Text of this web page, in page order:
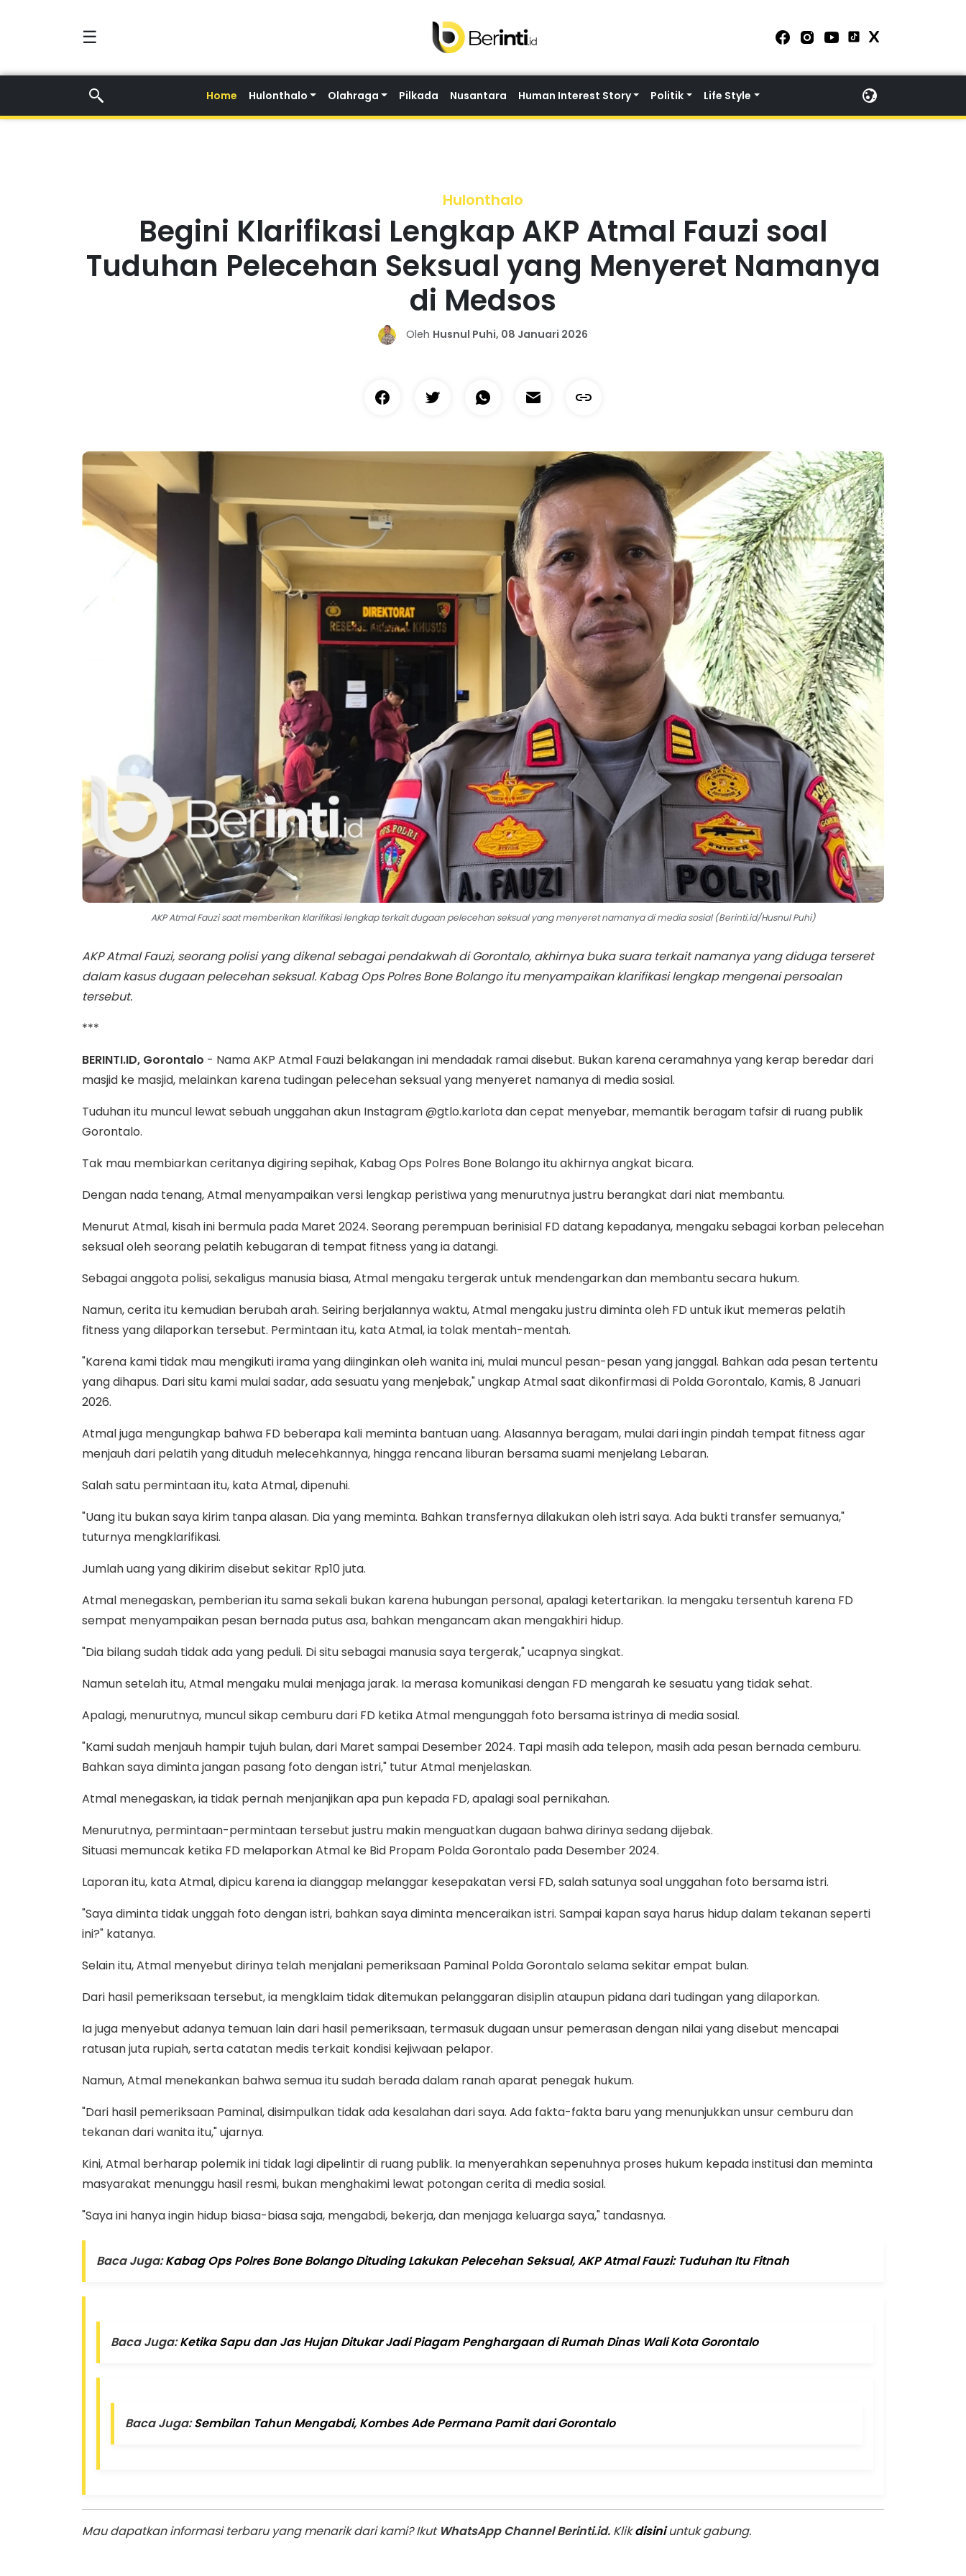
☰
Home Hulonthalo Olahraga Pilkada Nusantara Human Interest Story Politik Life Style
Hulonthalo
Begini Klarifikasi Lengkap AKP Atmal Fauzi soal
Tuduhan Pelecehan Seksual yang Menyeret Namanya
di Medsos
Oleh Husnul Puhi, 08 Januari 2026
AKP Atmal Fauzi saat memberikan klarifikasi lengkap terkait dugaan pelecehan seksual yang menyeret namanya di media sosial (Berinti.id/Husnul Puhi)
AKP Atmal Fauzi, seorang polisi yang dikenal sebagai pendakwah di Gorontalo, akhirnya buka suara terkait namanya yang diduga terseret
dalam kasus dugaan pelecehan seksual. Kabag Ops Polres Bone Bolango itu menyampaikan klarifikasi lengkap mengenai persoalan
tersebut.
***
BERINTI.ID, Gorontalo - Nama AKP Atmal Fauzi belakangan ini mendadak ramai disebut. Bukan karena ceramahnya yang kerap beredar dari
masjid ke masjid, melainkan karena tudingan pelecehan seksual yang menyeret namanya di media sosial.
Tuduhan itu muncul lewat sebuah unggahan akun Instagram @gtlo.karlota dan cepat menyebar, memantik beragam tafsir di ruang publik
Gorontalo.
Tak mau membiarkan ceritanya digiring sepihak, Kabag Ops Polres Bone Bolango itu akhirnya angkat bicara.
Dengan nada tenang, Atmal menyampaikan versi lengkap peristiwa yang menurutnya justru berangkat dari niat membantu.
Menurut Atmal, kisah ini bermula pada Maret 2024. Seorang perempuan berinisial FD datang kepadanya, mengaku sebagai korban pelecehan
seksual oleh seorang pelatih kebugaran di tempat fitness yang ia datangi.
Sebagai anggota polisi, sekaligus manusia biasa, Atmal mengaku tergerak untuk mendengarkan dan membantu secara hukum.
Namun, cerita itu kemudian berubah arah. Seiring berjalannya waktu, Atmal mengaku justru diminta oleh FD untuk ikut memeras pelatih
fitness yang dilaporkan tersebut. Permintaan itu, kata Atmal, ia tolak mentah-mentah.
"Karena kami tidak mau mengikuti irama yang diinginkan oleh wanita ini, mulai muncul pesan-pesan yang janggal. Bahkan ada pesan tertentu
yang dihapus. Dari situ kami mulai sadar, ada sesuatu yang menjebak," ungkap Atmal saat dikonfirmasi di Polda Gorontalo, Kamis, 8 Januari
2026.
Atmal juga mengungkap bahwa FD beberapa kali meminta bantuan uang. Alasannya beragam, mulai dari ingin pindah tempat fitness agar
menjauh dari pelatih yang dituduh melecehkannya, hingga rencana liburan bersama suami menjelang Lebaran.
Salah satu permintaan itu, kata Atmal, dipenuhi.
"Uang itu bukan saya kirim tanpa alasan. Dia yang meminta. Bahkan transfernya dilakukan oleh istri saya. Ada bukti transfer semuanya,"
tuturnya mengklarifikasi.
Jumlah uang yang dikirim disebut sekitar Rp10 juta.
Atmal menegaskan, pemberian itu sama sekali bukan karena hubungan personal, apalagi ketertarikan. Ia mengaku tersentuh karena FD
sempat menyampaikan pesan bernada putus asa, bahkan mengancam akan mengakhiri hidup.
"Dia bilang sudah tidak ada yang peduli. Di situ sebagai manusia saya tergerak," ucapnya singkat.
Namun setelah itu, Atmal mengaku mulai menjaga jarak. Ia merasa komunikasi dengan FD mengarah ke sesuatu yang tidak sehat.
Apalagi, menurutnya, muncul sikap cemburu dari FD ketika Atmal mengunggah foto bersama istrinya di media sosial.
"Kami sudah menjauh hampir tujuh bulan, dari Maret sampai Desember 2024. Tapi masih ada telepon, masih ada pesan bernada cemburu.
Bahkan saya diminta jangan pasang foto dengan istri," tutur Atmal menjelaskan.
Atmal menegaskan, ia tidak pernah menjanjikan apa pun kepada FD, apalagi soal pernikahan.
Menurutnya, permintaan-permintaan tersebut justru makin menguatkan dugaan bahwa dirinya sedang dijebak.
Situasi memuncak ketika FD melaporkan Atmal ke Bid Propam Polda Gorontalo pada Desember 2024.
Laporan itu, kata Atmal, dipicu karena ia dianggap melanggar kesepakatan versi FD, salah satunya soal unggahan foto bersama istri.
"Saya diminta tidak unggah foto dengan istri, bahkan saya diminta menceraikan istri. Sampai kapan saya harus hidup dalam tekanan seperti
ini?" katanya.
Selain itu, Atmal menyebut dirinya telah menjalani pemeriksaan Paminal Polda Gorontalo selama sekitar empat bulan.
Dari hasil pemeriksaan tersebut, ia mengklaim tidak ditemukan pelanggaran disiplin ataupun pidana dari tudingan yang dilaporkan.
Ia juga menyebut adanya temuan lain dari hasil pemeriksaan, termasuk dugaan unsur pemerasan dengan nilai yang disebut mencapai
ratusan juta rupiah, serta catatan medis terkait kondisi kejiwaan pelapor.
Namun, Atmal menekankan bahwa semua itu sudah berada dalam ranah aparat penegak hukum.
"Dari hasil pemeriksaan Paminal, disimpulkan tidak ada kesalahan dari saya. Ada fakta-fakta baru yang menunjukkan unsur cemburu dan
tekanan dari wanita itu," ujarnya.
Kini, Atmal berharap polemik ini tidak lagi dipelintir di ruang publik. Ia menyerahkan sepenuhnya proses hukum kepada institusi dan meminta
masyarakat menunggu hasil resmi, bukan menghakimi lewat potongan cerita di media sosial.
"Saya ini hanya ingin hidup biasa-biasa saja, mengabdi, bekerja, dan menjaga keluarga saya," tandasnya.
Baca Juga:Kabag Ops Polres Bone Bolango Dituding Lakukan Pelecehan Seksual, AKP Atmal Fauzi: Tuduhan Itu Fitnah
Baca Juga:Ketika Sapu dan Jas Hujan Ditukar Jadi Piagam Penghargaan di Rumah Dinas Wali Kota Gorontalo
Baca Juga:Sembilan Tahun Mengabdi, Kombes Ade Permana Pamit dari Gorontalo
Mau dapatkan informasi terbaru yang menarik dari kami? Ikut WhatsApp Channel Berinti.id. Klikdisiniuntuk gabung.